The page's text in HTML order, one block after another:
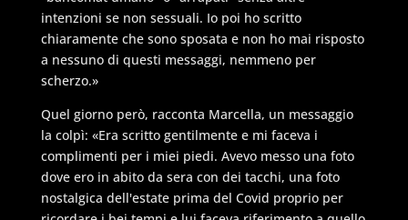
intenzioni se non sessuali. Io poi ho scritto
chiaramente che sono sposata e non ho mai risposto
a nessuno di questi messaggi, nemmeno per
scherzo.»
Quel giorno però, racconta Marcella, un messaggio
la colpì: «Era scritto gentilmente e mi faceva i
complimenti per i miei piedi. Avevo messo una foto
dove ero in abito da sera con dei tacchi, una foto
nostalgica dell'estate prima del Covid proprio per